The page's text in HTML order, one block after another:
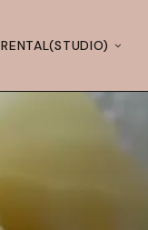
RENTAL(STUDIO)